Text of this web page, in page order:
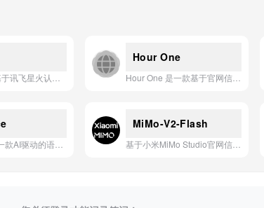
Hour One
MiMo-V2-Flash